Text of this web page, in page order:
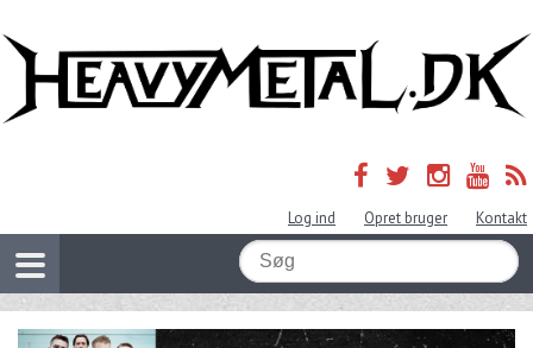
Log ind Opret bruger Kontakt